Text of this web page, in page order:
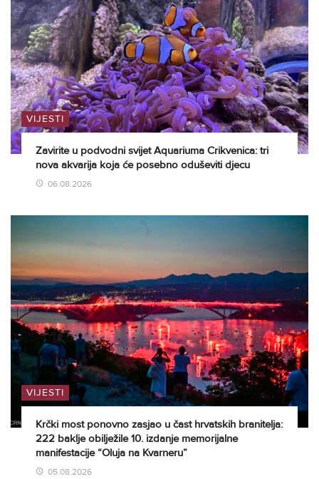
VIJESTI
Zavirite u podvodni svijet Aquariuma Crikvenica: tri
nova akvarija koja će posebno oduševiti djecu
06.08.2026
VIJESTI
Krčki most ponovno zasjao u čast hrvatskih branitelja:
222 baklje obilježile 10. izdanje memorijalne
manifestacije “Oluja na Kvarneru”
05.08.2026